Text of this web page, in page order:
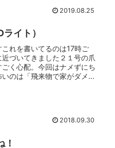
2019.08.25
イト）
れを書いてるのは17時ご
づいてきました２１号の爪
く心配。今回はナメずにち
のは「飛来物で家がダメー
2018.09.30